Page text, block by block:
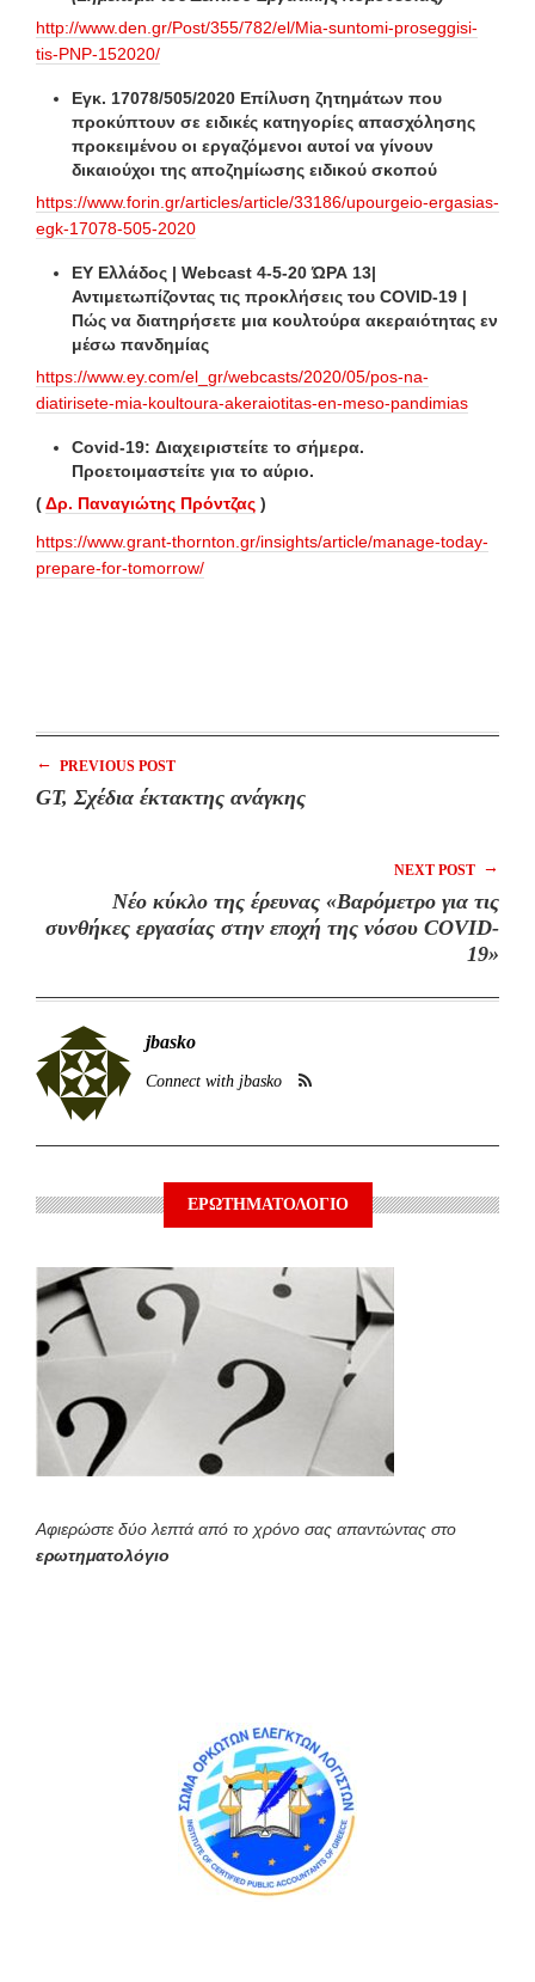
http://www.den.gr/Post/355/782/el/Mia-suntomi-proseggisi-
tis-PNP-152020/
Εγκ. 17078/505/2020 Επίλυση ζητημάτων που
προκύπτουν σε ειδικές κατηγορίες απασχόλησης
προκειμένου οι εργαζόμενοι αυτοί να γίνουν
δικαιούχοι της αποζημίωσης ειδικού σκοπού
https://www.forin.gr/articles/article/33186/upourgeio-ergasias-
egk-17078-505-2020
EY Ελλάδος | Webcast 4-5-20 ΏΡΑ 13|
Αντιμετωπίζοντας τις προκλήσεις του COVID-19 |
Πώς να διατηρήσετε μια κουλτούρα ακεραιότητας εν
μέσω πανδημίας
https://www.ey.com/el_gr/webcasts/2020/05/pos-na-
diatirisete-mia-koultoura-akeraiotitas-en-meso-pandimias
Covid-19: Διαχειριστείτε το σήμερα.
Προετοιμαστείτε για το αύριο.
(Δρ. Παναγιώτης Πρόντζας )
https://www.grant-thornton.gr/insights/article/manage-today-
prepare-for-tomorrow/
← PREVIOUS POST
GT, Σχέδια έκτακτης ανάγκης
NEXT POST →
Νέο κύκλο της έρευνας «Βαρόμετρο για τις
συνθήκες εργασίας στην εποχή της νόσου COVID-
19»
jbasko
Connect with jbasko
ΕΡΩΤΗΜΑΤΟΛΟΓΙΟ
Αφιερώστε δύο λεπτά από το χρόνο σας απαντώντας στο
ερωτηματολόγιο